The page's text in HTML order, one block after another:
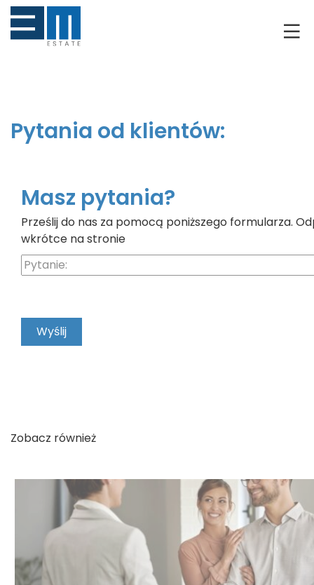
O NAS
NIERUCHOMOŚCI
DRON
KREDYTOWANIE
KONTAKT
Pytania od klientów:
Masz pytania?
Prześlij do nas za pomocą poniższego formularza.
wkrótce na stronie
Zobacz również